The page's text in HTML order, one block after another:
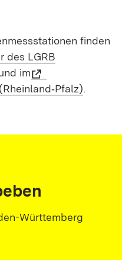
finden
des LGRB
im
.
Württemberg